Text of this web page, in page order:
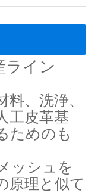
ライン
、洗浄、
工皮革基
ためのも
ッシュを
原理と似て